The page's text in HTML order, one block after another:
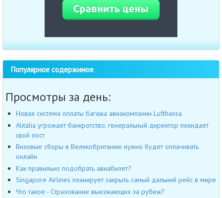
Популярное содержимое
Просмотры за день:
Новая система оплаты багажа авиакомпании Lufthansa
Alitalia угрожает банкротство, генеральный директор покидает
свой пост
Визовые сборы в Великобританию нужно будет оплачивать
онлайн
Как правильно подобрать авиабилет?
Singapore Airlines планирует закрыть самый дальний рейс в мире
Что такое - Страхование выезжающих за рубеж?